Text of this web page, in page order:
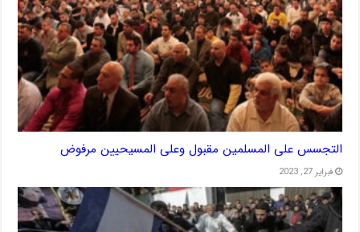
التجسس على المسلمين مقبول وعلى المسيحيين مرفوض
فبراير 27, 2023